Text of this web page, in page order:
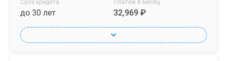
Срок кредита
до 30 лет
Платеж в месяц
32,969 ₽